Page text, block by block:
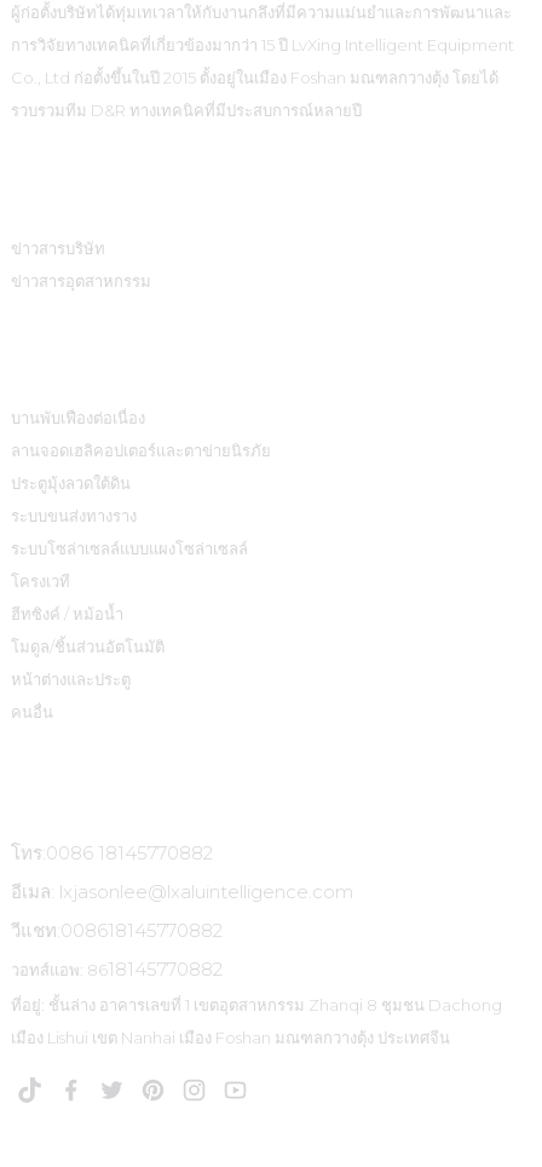
ผู้ก่อตั้งบริษัทได้ทุ่มเทเวลาให้กับงานกลึงที่มีความแม่นยำและการพัฒนาและ
การวิจัยทางเทคนิคที่เกี่ยวข้องมากว่า 15 ปี LvXing Intelligent Equipment
Co., Ltd ก่อตั้งขึ้นในปี 2015 ตั้งอยู่ในเมือง Foshan มณฑลกวางตุ้ง โดยได้
รวบรวมทีม D&R ทางเทคนิคที่มีประสบการณ์หลายปี
ข่าวสารบริษัท
ข่าวสารอุตสาหกรรม
บานพับเฟืองต่อเนื่อง
ลานจอดเฮลิคอปเตอร์และตาข่ายนิรภัย
ประตูมุ้งลวดใต้ดิน
ระบบขนส่งทางราง
ระบบโซล่าเซลล์แบบแผงโซล่าเซลล์
โครงเวที
ฮีทซิงค์ / หม้อน้ำ
โมดูล/ชิ้นส่วนอัตโนมัติ
หน้าต่างและประตู
คนอื่น
โทร:0086 18145770882
อีเมล: lxjasonlee@lxaluintelligence.com
วีแชท:008618145770882
วอทส์แอพ: 8618145770882
ที่อยู่: ชั้นล่าง อาคารเลขที่ 1 เขตอุตสาหกรรม Zhanqi 8 ชุมชน Dachong
เมือง Lishui เขต Nanhai เมือง Foshan มณฑลกวางตุ้ง ประเทศจีน